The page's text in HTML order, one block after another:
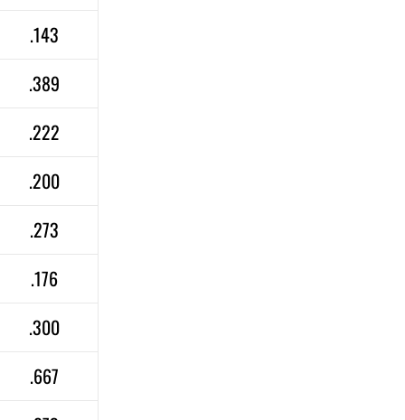
.143
.389
.222
.200
.273
.176
.300
.667